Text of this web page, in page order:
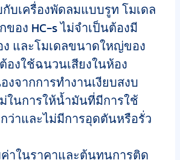
กับเครื่องพัดลมแบบรูท โมเดล
ของ HC-s ไม่จำเป็นต้องมี
ง และโมเดลขนาดใหญ่ของ
องใช้ฉนวนเสียงในห้อง
งจากการทำงานเงียบสงบ
ในการให้น้ำมันที่มีการใช้
ว่าและไม่มีการอุดตันหรือรั่ว
าในราคาและต้นทุนการติด